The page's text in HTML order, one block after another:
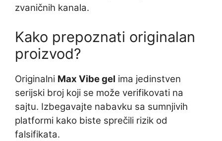
zvaničnih kanala.
Kako prepoznati originalan
proizvod?
Originalni Max Vibe gel ima jedinstven
serijski broj koji se može verifikovati na
sajtu. Izbegavajte nabavku sa sumnjivih
platformi kako biste sprečili rizik od
falsifikata.